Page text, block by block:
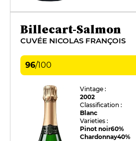
Billecart-Salmon
CUVÉE NICOLAS FRANÇOIS
96/100
Vintage :
2002
Classification :
Blanc
Varieties :
Pinot noir60%
Chardonnay40%